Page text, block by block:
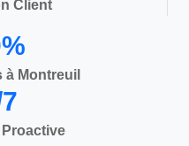
Client
à Montreuil